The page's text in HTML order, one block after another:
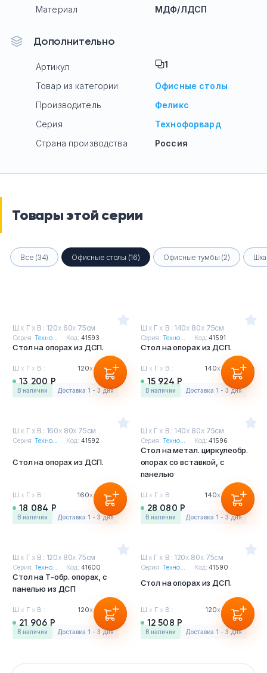
Материал МДФ/ЛДСП
Дополнительно
Артикул 1
Товар из категории
Офисные столы
Производитель
Феликс
Серия
Технофорвард
Страна производства
Россия
Товары этой серии
Все (34) Офисные столы (16) Офисные тумбы (2)
Ш х Г х В : 120х 60х 75см
Серия:Техно... Код: 41593
Стол на опорах из ДСП.
Ш х Г х В : 120х60х75см
13 200 Р
в наличии Доставка 1 - 3 дня
Ш х Г х В : 140х 80х 75см
Серия: Техно... Код:41591
Стол на опорах из ДСП.
Ш х Г х В : 140х80х75см
15 924 Р
в наличии Доставка 1 - 3 дня
Ш х Г х В : 160х 80х 75см
Серия:Техно... Код: 41592
Стол на опорах из ДСП.
Ш х Г х В : 160х80х75см
18 084 Р
в наличии Доставка 1 - 3 дня
Ш х Г х В : 140х 80х 75см
Серия: Техно... Код:41596
Стол на метал. циркулеобр.
опорах со вставкой, с
панелью
Ш х Г х В : 140х80х75см
28 080 Р
в наличии Доставка 1 - 3 дня
Ш х Г х В : 120х 80х 75см
Серия:Техно... Код: 41600
Стол на Т-обр. опорах, с
панелью из ДСП
Ш х Г х В : 120х80х75см
21 906 Р
в наличии Доставка 1 - 3 дня
Ш х Г х В : 120х 80х 75см
Серия: Техно... Код:41590
Стол на опорах из ДСП.
Ш х Г х В : 120х80х75см
12 508 Р
в наличии Доставка 1 - 3 дня